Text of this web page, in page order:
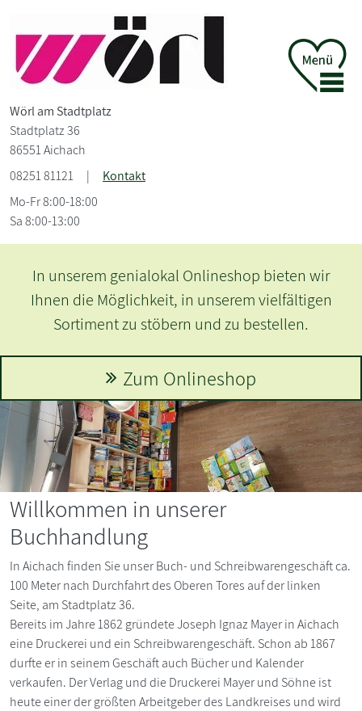
Wörl am Stadtplatz
Stadtplatz 36
86551 Aichach
08251 81121
|
Kontakt
Mo-Fr 8:00-18:00
Sa 8:00-13:00
bieten wir
vielfältigen
zu bestellen.
Herzlich
Willkommen in unserer
Buchhandlung
In Aichach finden Sie unser Buch- und Schreibwarengeschäft ca.
100 Meter nach Durchfahrt des Oberen Tores auf der linken
Seite, am Stadtplatz 36.
Bereits im Jahre 1862 gründete Joseph Ignaz Mayer in Aichach
eine Druckerei und ein Schreibwarengeschäft. Schon ab 1867
durfte er in seinem Geschäft auch Bücher und Kalender
verkaufen. Der Verlag und die Druckerei Mayer und Söhne ist
heute einer der größten Arbeitgeber des Landkreises und wird